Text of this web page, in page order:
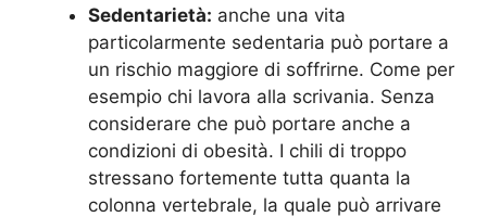
Sedentarietà: anche una vita
particolarmente sedentaria può portare a
un rischio maggiore di soffrirne. Come per
esempio chi lavora alla scrivania. Senza
considerare che può portare anche a
condizioni di obesità. I chili di troppo
stressano fortemente tutta quanta la
colonna vertebrale, la quale può arrivare